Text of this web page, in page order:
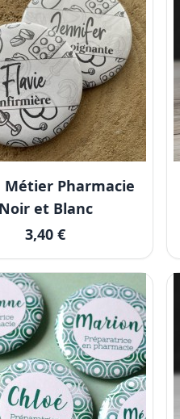
Métier Pharmacie
Noir et Blanc
3,40 €